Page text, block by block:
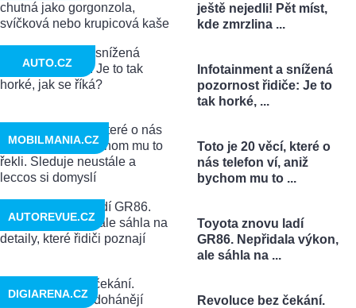
ještě nejedli! Pět míst,
kde zmrzlina ...
Infotainment a snížená
pozornost řidiče: Je to
tak horké, ...
AUTO.CZ
Toto je 20 věcí, které o
nás telefon ví, aniž
bychom mu to ...
MOBILMANIA.CZ
Toyota znovu ladí
GR86. Nepřidala výkon,
ale sáhla na ...
AUTOREVUE.CZ
Revoluce bez čekání.
DIGIARENA.CZ